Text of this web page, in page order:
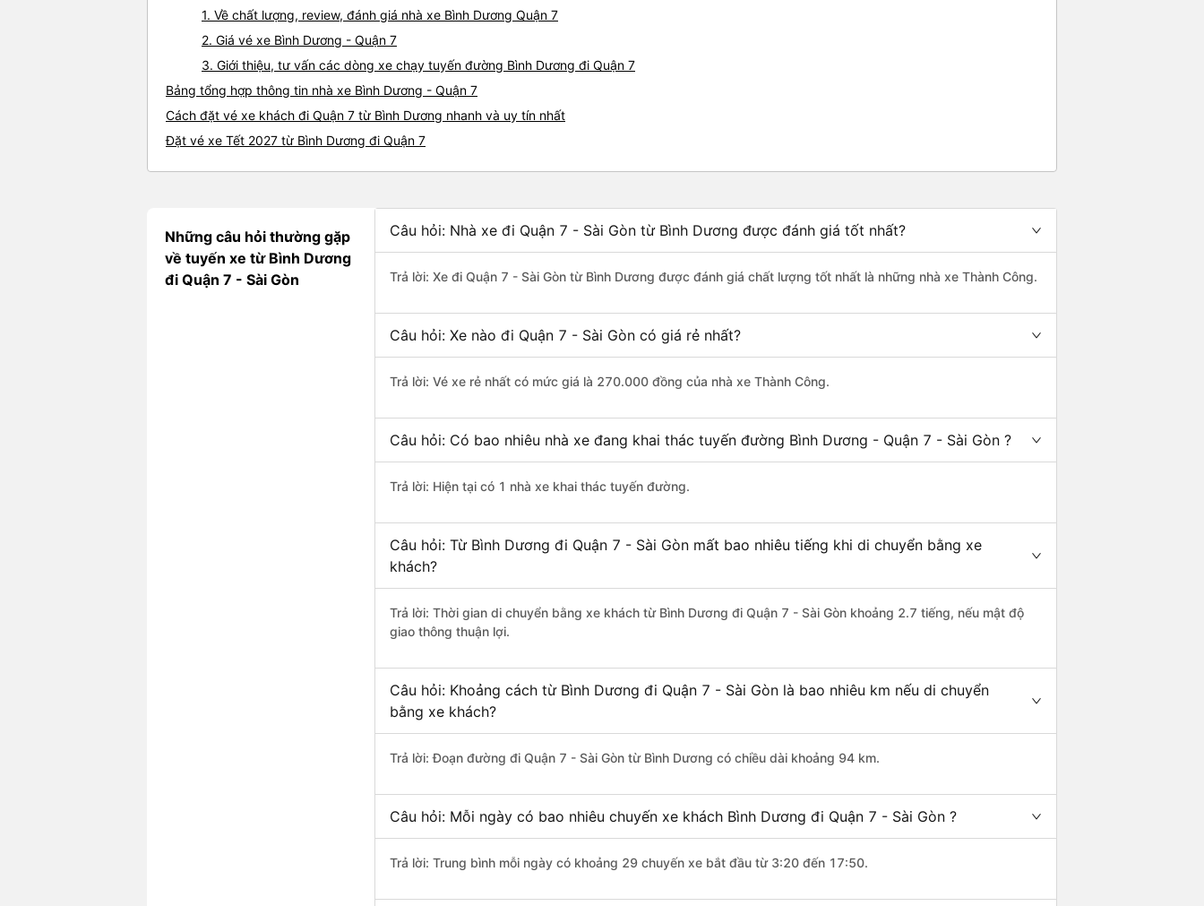
1. Về chất lượng, review, đánh giá nhà xe Bình Dương Quận 7
2. Giá vé xe Bình Dương - Quận 7
3. Giới thiệu, tư vấn các dòng xe chạy tuyến đường Bình Dương đi Quận 7
Bảng tổng hợp thông tin nhà xe Bình Dương - Quận 7
Cách đặt vé xe khách đi Quận 7 từ Bình Dương nhanh và uy tín nhất
Đặt vé xe Tết 2027 từ Bình Dương đi Quận 7
Những câu hỏi thường gặp
về tuyến xe từ Bình Dương
đi Quận 7 - Sài Gòn
Câu hỏi: Nhà xe đi Quận 7 - Sài Gòn từ Bình Dương được đánh giá tốt nhất?
Trả lời: Xe đi Quận 7 - Sài Gòn từ Bình Dương được đánh giá chất lượng tốt nhất là những nhà xe Thành Công.
Câu hỏi: Xe nào đi Quận 7 - Sài Gòn có giá rẻ nhất?
Trả lời: Vé xe rẻ nhất có mức giá là 270.000 đồng của nhà xe Thành Công.
Câu hỏi: Có bao nhiêu nhà xe đang khai thác tuyến đường Bình Dương - Quận 7 - Sài Gòn ?
Trả lời: Hiện tại có 1 nhà xe khai thác tuyến đường.
Câu hỏi: Từ Bình Dương đi Quận 7 - Sài Gòn mất bao nhiêu tiếng khi di chuyển bằng xe
khách?
Trả lời: Thời gian di chuyển bằng xe khách từ Bình Dương đi Quận 7 - Sài Gòn khoảng 2.7 tiếng, nếu mật độ
giao thông thuận lợi.
Câu hỏi: Khoảng cách từ Bình Dương đi Quận 7 - Sài Gòn là bao nhiêu km nếu di chuyển
bằng xe khách?
Trả lời: Đoạn đường đi Quận 7 - Sài Gòn từ Bình Dương có chiều dài khoảng 94 km.
Câu hỏi: Mỗi ngày có bao nhiêu chuyến xe khách Bình Dương đi Quận 7 - Sài Gòn ?
Trả lời: Trung bình mỗi ngày có khoảng 29 chuyến xe bắt đầu từ 3:20 đến 17:50.